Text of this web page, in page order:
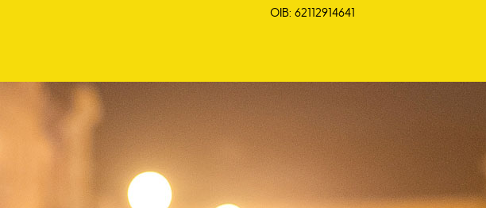
OIB: 62112914641